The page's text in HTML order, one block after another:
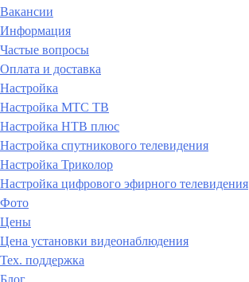
Вакансии
Информация
Частые вопросы
Оплата и доставка
Настройка
Настройка МТС ТВ
Настройка НТВ плюс
Настройка спутникового телевидения
Настройка Триколор
Настройка цифрового эфирного телевидения
Фото
Цены
Цена установки видеонаблюдения
Тех. поддержка
Блог